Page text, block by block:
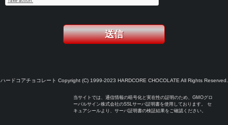
ハードコアチョコレート Copyright (C) 1999-2023 HARDCORE CHOCOLATE All Rights Reserved.
当サイトでは、通信情報の暗号化と実在性の証明のため、GMOグロ
ーバルサイン株式会社のSSLサーバ証明書を使用しております。 セ
キュアシールより、サーバ証明書の検証結果をご確認ください。